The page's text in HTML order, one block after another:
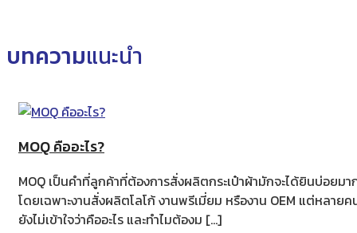
บทความแนะนำ
MOQ คืออะไร?
MOQ เป็นคำที่ลูกค้าที่ต้องการสั่งผลิตกระเป๋าผ้ามักจะได้ยินบ่อยมา
โดยเฉพาะงานสั่งผลิตโลโก้ งานพรีเมี่ยม หรืองาน OEM แต่หลายค
ยังไม่เข้าใจว่าคืออะไร และทำไมต้องม […]